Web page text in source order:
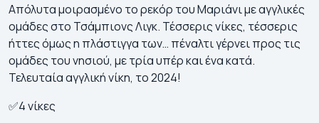
Απόλυτα μοιρασμένο το ρεκόρ του Μαριάνι με αγγλικές
ομάδες στο Τσάμπιονς Λιγκ. Τέσσερις νίκες, τέσσερις
ήττες όμως η πλάστιγγα των… πέναλτι γέρνει προς τις
ομάδες του νησιού, με τρία υπέρ και ένα κατά.
Τελευταία αγγλική νίκη, το 2024!
✅4 νίκες